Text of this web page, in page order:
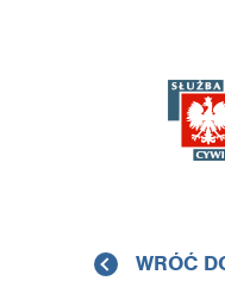
WRÓĆ